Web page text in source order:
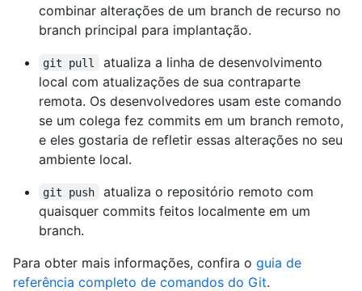
combinar alterações de um branch de recurso no
branch principal para implantação.
git pull
atualiza a linha de desenvolvimento
local com atualizações de sua contraparte
remota. Os desenvolvedores usam este comando
se um colega fez commits em um branch remoto,
e eles gostaria de refletir essas alterações no seu
ambiente local.
git push
atualiza o repositório remoto com
quaisquer commits feitos localmente em um
branch.
Para obter mais informações, confira o guia de
referência completo de comandos do Git.